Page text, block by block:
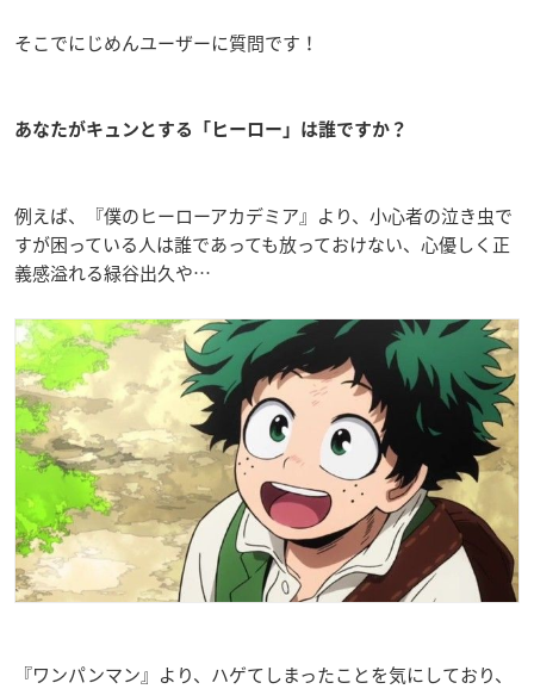
そこでにじめんユーザーに質問です！
あなたがキュンとする「ヒーロー」は誰ですか？
例えば、『僕のヒーローアカデミア』より、小心者の泣き虫で
すが困っている人は誰であっても放っておけない、心優しく正
義感溢れる緑谷出久や…
『ワンパンマン』より、ハゲてしまったことを気にしており、